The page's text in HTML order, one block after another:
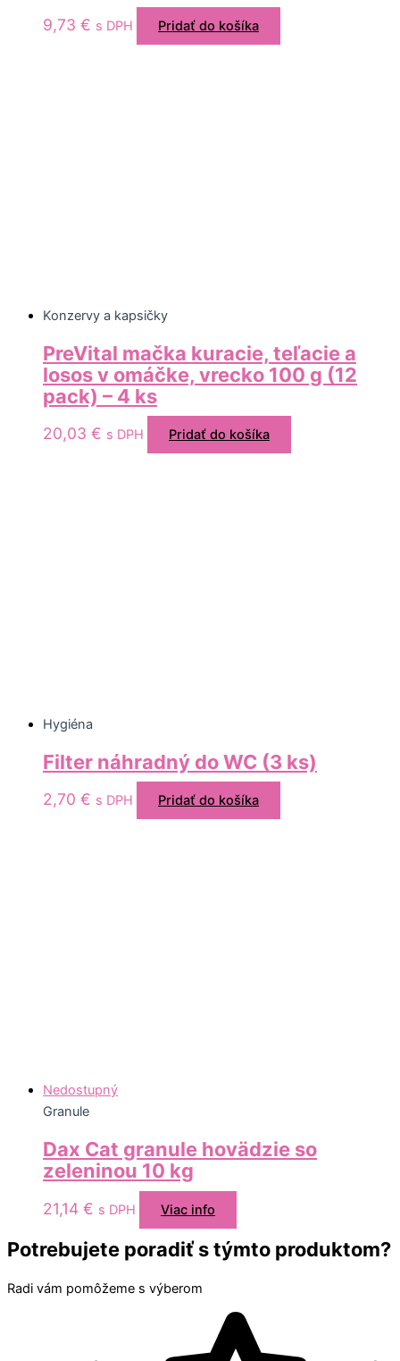
9,73 € s DPH Pridať do košíka
Konzervy a kapsičky
PreVital mačka kuracie, teľacie a
losos v omáčke, vrecko 100 g (12
pack) – 4 ks
20,03 € s DPH Pridať do košíka
Hygiéna
Filter náhradný do WC (3 ks)
2,70 € s DPH Pridať do košíka
Nedostupný
Granule
Dax Cat granule hovädzie so
zeleninou 10 kg
21,14 € s DPH Viac info
Potrebujete poradiť s týmto produktom?
Radi vám pomôžeme s výberom